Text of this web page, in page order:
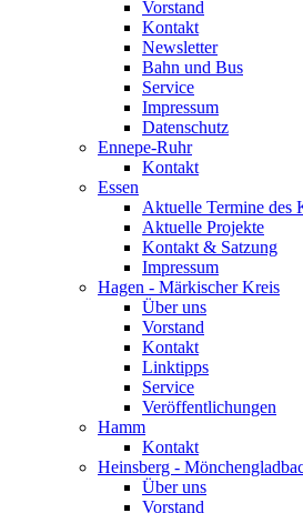
Vorstand
Kontakt
Newsletter
Bahn und Bus
Service
Impressum
Datenschutz
Ennepe-Ruhr
Kontakt
Essen
Aktuelle Termine des
Aktuelle Projekte
Kontakt & Satzung
Impressum
Hagen - Märkischer Kreis
Über uns
Vorstand
Kontakt
Linktipps
Service
Veröffentlichungen
Hamm
Kontakt
Heinsberg -
Über uns
Vorstand